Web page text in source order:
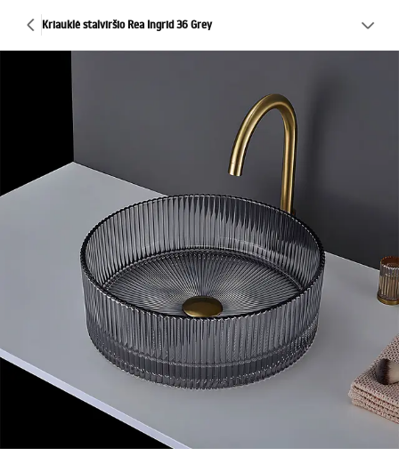
Kriauklė stalviršio Rea Ingrid 36 Grey